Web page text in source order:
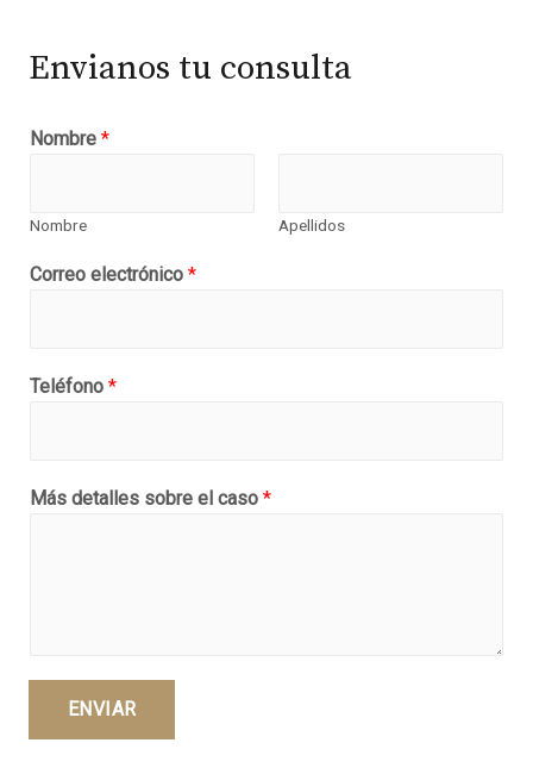
Envianos tu consulta
Nombre *
Nombre Apellidos
Correo electrónico *
Teléfono *
Más detalles sobre el caso *
ENVIAR